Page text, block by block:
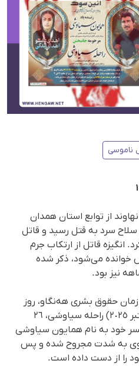
ناموسی
از توابع استان همدان
سرد بە قتل رسید و قاتل
انگیزه قاتل از ارتکاب جرم
می‌شود، ذکر شده
نیز بود.
حقوق بشری هه‌نگاو، روز
پنجشنبە ١٠ مهر ماه ١٤٠٤(٢ اکتبر ٢٠٢٥) راحلە سیاوشی، ٢٦
خود بە نام همایون سیاوشی
وی بە شدت مجروح شدە و پس
را از دست دادە است.